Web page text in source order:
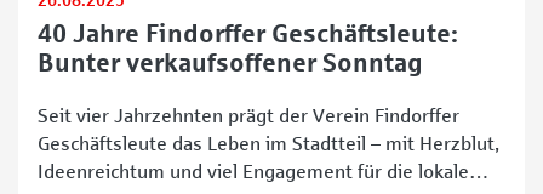
40 Jahre Findorffer Geschäftsleute:
Bunter verkaufsoffener Sonntag
Seit vier Jahrzehnten prägt der Verein Findorffer
Geschäftsleute das Leben im Stadtteil – mit Herzblut,
Ideenreichtum und viel Engagement für die lokale